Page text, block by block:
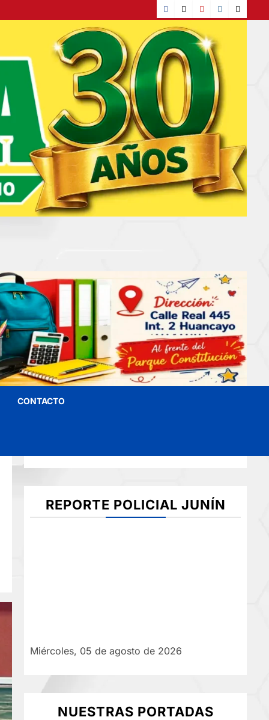
Facebook
TikTokYouTube
Instagram
X
CONTACTO
REPORTE POLICIAL JUNÍN
Miércoles, 05 de agosto de 2026
NUESTRAS PORTADAS